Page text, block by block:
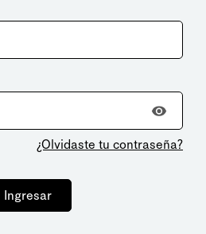
¿Olvidaste tu contraseña?
Ingresar